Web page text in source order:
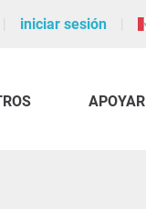
iniciar sesión
APOYAR